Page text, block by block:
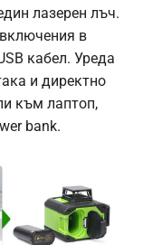
лазерен лъч.
в
кабел. Уреда
и директно
към лаптоп,
bank.